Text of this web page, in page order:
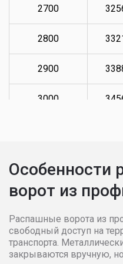
2700
2800
2900
3000
3300
3400
3500
Особенности
ворот из
Распашные ворота из
свободный доступ на
транспорта.
закрываются вручную,